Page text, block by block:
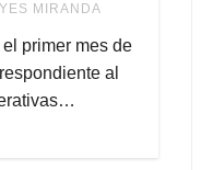
MIRANDA
primer mes de
al